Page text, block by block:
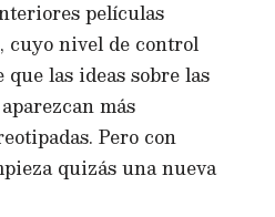
películas
cuyo nivel de control
las ideas sobre las
más
Pero con
quizás una nueva